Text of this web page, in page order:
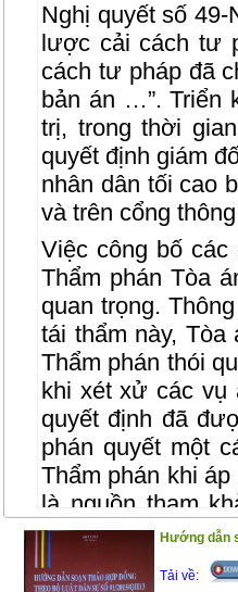
Nghị quyết số
lược cải cách tư
cách tư pháp đã
bản án …”. Triển
trị, trong thời
quyết định giám
nhân dân tối cao
và trên cổng
Việc công bố các
Thẩm phán Tòa
quan trọng.
tái thẩm này, Tòa
Thẩm phán thói
khi xét xử các vụ
quyết định đã
phán quyết một
Thẩm phán khi
là nguồn tham
viên, luật sư,
học tập và nghiên
Hướng dẫn
Tải về: